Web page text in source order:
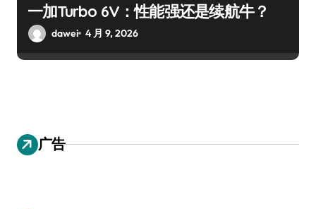
一加Turbo 6V：性能强还是续航牛？
dawei 4 月 9, 2026
广告